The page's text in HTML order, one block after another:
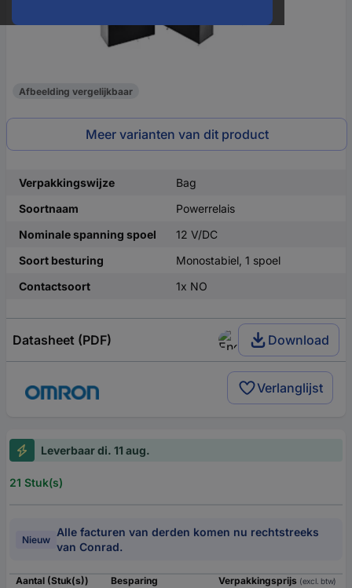
Afbeelding vergelijkbaar
Meer varianten van dit product
Verpakkingswijze
Bag
Soortnaam
Powerrelais
Nominale spanning spoel
12 V/DC
Soort besturing
Monostabiel, 1 spoel
Contactsoort
1x NO
Datasheet (PDF) Download
Verlanglijst
Leverbaar di. 11 aug.
21 Stuk(s)
Nieuw
Alle facturen van derden komen nu rechtstreeks
van Conrad.
Aantal (Stuk(s)) Besparing Verpakkingsprijs (excl. btw)